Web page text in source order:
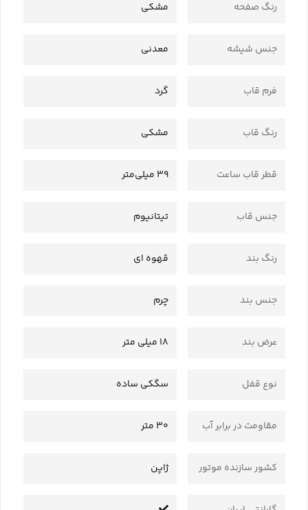
رنگ صفحه مشکی
جنس شیشه معدنی
فرم قاب گرد
رنگ قاب مشکی
قطر قاب ساعت 39 میلی‌متر
جنس قاب تیتانیوم
رنگ بند قهوه ای
جنس بند چرم
عرض بند 18 میلی متر
نوع قفل سگکی ساده
مقاومت در برابر آب 30 متر
کشور سازنده موتور ژاپن